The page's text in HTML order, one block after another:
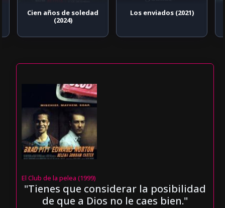
Cien años de soledad
(2024)
Los enviados (2021)
El Club de la pelea (1999)
"Tienes que considerar la posibilidad
de que a Dios no le caes bien."